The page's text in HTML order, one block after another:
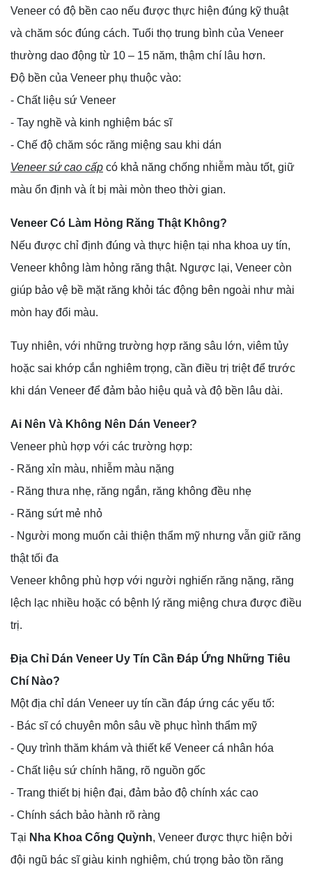
Veneer có độ bền cao nếu được thực hiện đúng kỹ thuật
và chăm sóc đúng cách. Tuổi thọ trung bình của Veneer
thường dao động từ 10 – 15 năm, thậm chí lâu hơn.
Độ bền của Veneer phụ thuộc vào:
- Chất liệu sứ Veneer
- Tay nghề và kinh nghiệm bác sĩ
- Chế độ chăm sóc răng miệng sau khi dán
Veneer sứ cao cấp có khả năng chống nhiễm màu tốt, giữ
màu ổn định và ít bị mài mòn theo thời gian.
Veneer Có Làm Hỏng Răng Thật Không?
Nếu được chỉ định đúng và thực hiện tại nha khoa uy tín,
Veneer không làm hỏng răng thật. Ngược lại, Veneer còn
giúp bảo vệ bề mặt răng khỏi tác động bên ngoài như mài
mòn hay đổi màu.
Tuy nhiên, với những trường hợp răng sâu lớn, viêm tủy
hoặc sai khớp cắn nghiêm trọng, cần điều trị triệt để trước
khi dán Veneer để đảm bảo hiệu quả và độ bền lâu dài.
Ai Nên Và Không Nên Dán Veneer?
Veneer phù hợp với các trường hợp:
- Răng xỉn màu, nhiễm màu nặng
- Răng thưa nhẹ, răng ngắn, răng không đều nhẹ
- Răng sứt mẻ nhỏ
- Người mong muốn cải thiện thẩm mỹ nhưng vẫn giữ răng
thật tối đa
Veneer không phù hợp với người nghiến răng nặng, răng
lệch lạc nhiều hoặc có bệnh lý răng miệng chưa được điều
trị.
Địa Chỉ Dán Veneer Uy Tín Cần Đáp Ứng Những Tiêu
Chí Nào?
Một địa chỉ dán Veneer uy tín cần đáp ứng các yếu tố:
- Bác sĩ có chuyên môn sâu về phục hình thẩm mỹ
- Quy trình thăm khám và thiết kế Veneer cá nhân hóa
- Chất liệu sứ chính hãng, rõ nguồn gốc
- Trang thiết bị hiện đại, đảm bảo độ chính xác cao
- Chính sách bảo hành rõ ràng
Tại Nha Khoa Cống Quỳnh, Veneer được thực hiện bởi
đội ngũ bác sĩ giàu kinh nghiệm, chú trọng bảo tồn răng